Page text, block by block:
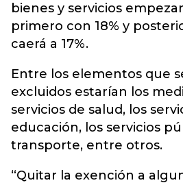
bienes y servicios
primero con 18% y
caerá a 17%.
Entre los elementos que
excluidos estarían los
servicios de salud, los
educación, los servicios
transporte, entre otros.
“Quitar la exención a